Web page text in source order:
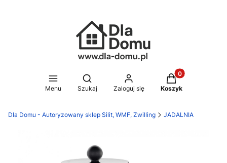
Menu
Otwórz wyszukiwarkę
Szukaj Zaloguj się
Produkty w
Koszyk
Dla Domu - Autoryzowany sklep Silit, WMF, Zwilling JADALNIA